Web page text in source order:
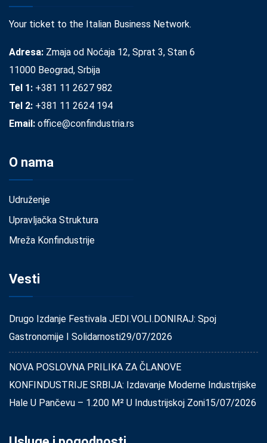
Your ticket to the Italian Business Network.
Adresa: Zmaja od Noćaja 12, Sprat 3, Stan 6
11000 Beograd, Srbija
Tel 1: +381 11 2627 982
Tel 2: +381 11 2624 194
Email: office@confindustria.rs
O nama
Udruženje
Upravljačka Struktura
Mreža Konfindustrije
Vesti
Drugo Izdanje Festivala JEDI.VOLI.DONIRAJ: Spoj
Gastronomije I Solidarnosti29/07/2026
NOVA POSLOVNA PRILIKA ZA ČLANOVE
KONFINDUSTRIJE SRBIJA: Izdavanje Moderne Industrijske
Hale U Pančevu – 1.200 M² U Industrijskoj Zoni15/07/2026